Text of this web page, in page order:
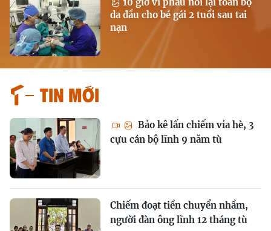
da đầu cho bé gái 2 tuổi sau tai
nạn
Tin mới
Bảo kê lấn chiếm vỉa hè, 3
cựu cán bộ lĩnh 9 năm tù
Chiếm đoạt tiền chuyển nhầm,
người đàn ông lĩnh 12 tháng tù